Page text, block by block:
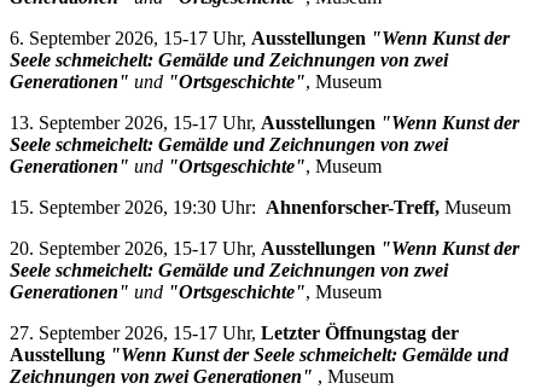
6. September 2026, 15-17 Uhr, Ausstellungen "Wenn Kunst der
Seele schmeichelt: Gemälde und Zeichnungen von zwei
Generationen" und "Ortsgeschichte", Museum
13. September 2026, 15-17 Uhr, Ausstellungen "Wenn Kunst der
Seele schmeichelt: Gemälde und Zeichnungen von zwei
Generationen" und "Ortsgeschichte", Museum
15. September 2026, 19:30 Uhr: Ahnenforscher-Treff, Museum
20. September 2026, 15-17 Uhr, Ausstellungen "Wenn Kunst der
Seele schmeichelt: Gemälde und Zeichnungen von zwei
Generationen" und "Ortsgeschichte", Museum
27. September 2026, 15-17 Uhr, Letzter Öffnungstag der
Ausstellung "Wenn Kunst der Seele schmeichelt: Gemälde und
Zeichnungen von zwei Generationen" , Museum